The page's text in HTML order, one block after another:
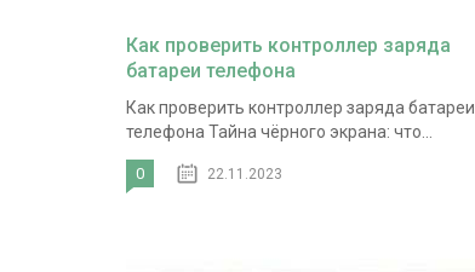
Как проверить контроллер заряда
батареи телефона
Как проверить контроллер заряда батареи
телефона Тайна чёрного экрана: что...
0 22.11.2023